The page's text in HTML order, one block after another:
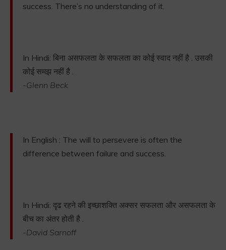
success. There’s no understanding of it.
In Hindi: बिना असफलता के सफलता का कोई स्वाद नहीं है . उसकी
कोई समझ नहीं है .
-Glenn Beck
In English : The will to persevere is often the
difference between failure and success.
In Hindi: दृढ रहने की इच्छाशक्ति अक्सर सफलता और असफलता के
बीच का अंतर होती है .
-David Sarnoff